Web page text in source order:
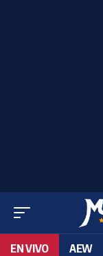
EN VIVO AEW